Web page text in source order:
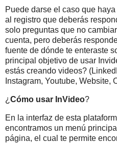
Puede darse el caso que
al registro que deberás
solo preguntas que no
cuenta, pero deberás
fuente de dónde te enteraste
principal objetivo de usar
estás creando videos?
Instagram, Youtube, Website,
¿ Cómo usar InVideo?
En la interfaz de esta
encontramos un menú
página, el cual te permite